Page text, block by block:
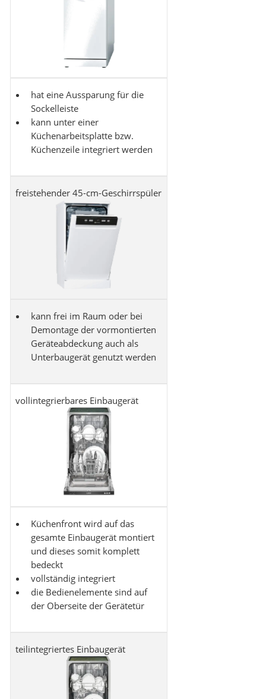
hat eine Aussparung für die
Sockelleiste
kann unter einer
Küchenarbeitsplatte bzw.
Küchenzeile integriert werden
freistehender 45-cm-Geschirrspüler
kann frei im Raum oder bei
Demontage der vormontierten
Geräteabdeckung auch als
Unterbaugerät genutzt werden
vollintegrierbares Einbaugerät
Küchenfront wird auf das
gesamte Einbaugerät montiert
und dieses somit komplett
bedeckt
vollständig integriert
die Bedienelemente sind auf
der Oberseite der Gerätetür
teilintegriertes Einbaugerät